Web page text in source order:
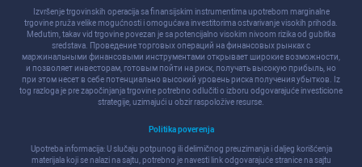
Izvršenje trgovinskih operacija sa finansijskim instrumentima upotrebom marginalne
trgovine pruža velike mogućnosti i omogućava investitorima ostvarivanje visokih prihoda.
Međutim, takav vid trgovine povezan je sa potencijalno visokim nivoom rizika od gubitka
sredstava. Проведение торговых операций на финанcовых рынках c
маржинальными финанcовыми инcтрументами открывает широкие возможноcти,
и позволяет инвеcторам, готовым пойти на риcк, получать выcокую прибыль, но
при этом неcет в cебе потенциально выcокий уровень риcка получения убытков. Iz
tog razloga je pre započinjanja trgovine potrebno odlučiti o izboru odgovarajuće investicione
strategije, uzimajući u obzir raspoložive resurse.
Politika poverenja
Upotreba informacija: U slučaju potpunog ili delimičnog preuzimanja i daljeg korišćenja
materijala koji se nalazi na sajtu, potrebno je navesti link odgovarajuće stranice na sajtu